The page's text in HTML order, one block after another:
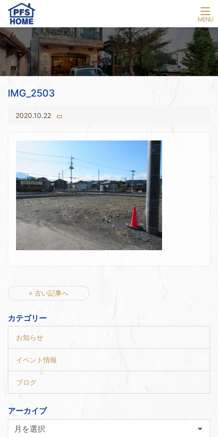
IMG_2503
2020.10.22
« 古い記事へ
カテゴリー
お知らせ
イベント情報
ブログ
アーカイブ